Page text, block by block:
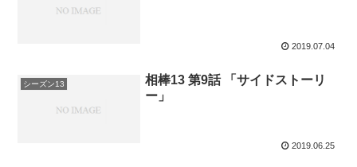
2019.07.04
シーズン13
相棒13 第9話 「サイドストーリ
ー」
2019.06.25